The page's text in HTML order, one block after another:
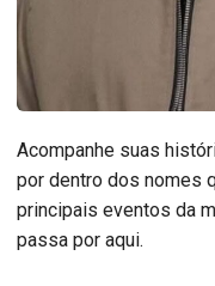
Acompanhe suas
por dentro dos nomes
principais eventos da
passa por aqui.